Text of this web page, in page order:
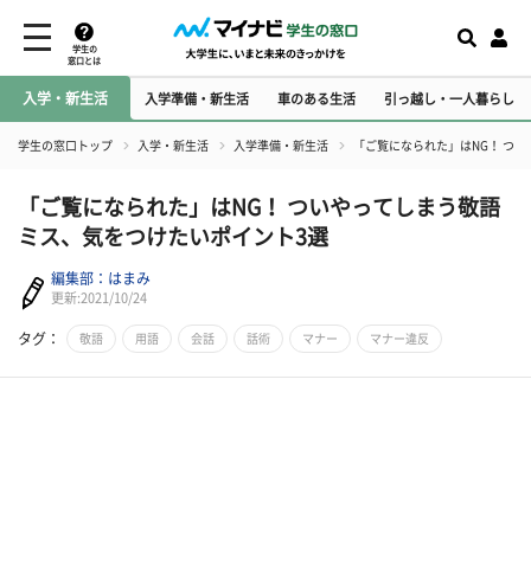
学生の
窓口とは
入学・新生活 入学準備・新生活 車のある生活 引っ越し・一人暮らし
学生の窓口トップ 入学・新生活 入学準備・新生活 「ご覧になられた」はNG！ つ
「ご覧になられた」はNG！ ついやってしまう敬語
ミス、気をつけたいポイント3選
編集部：はまみ
更新:2021/10/24
タグ： 敬語 用語 会話 話術 マナー マナー違反